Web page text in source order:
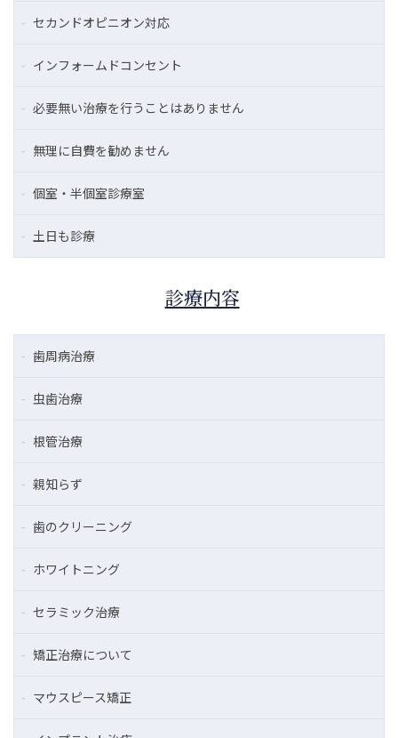
セカンドオピニオン対応
インフォームドコンセント
必要無い治療を行うことはありません
無理に自費を勧めません
個室・半個室診療室
土日も診療
診療内容
歯周病治療
虫歯治療
根管治療
親知らず
歯のクリーニング
ホワイトニング
セラミック治療
矯正治療について
マウスピース矯正